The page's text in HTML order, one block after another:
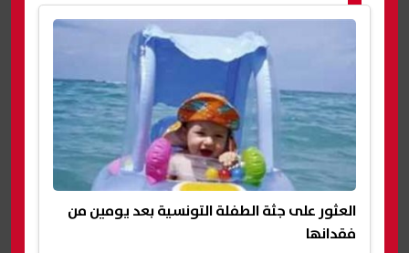
العثور على جثة الطفلة التونسية بعد يومين من
فقدانها